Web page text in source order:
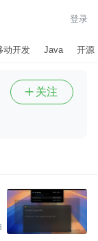
登录
动开发 Java 开源
 关注